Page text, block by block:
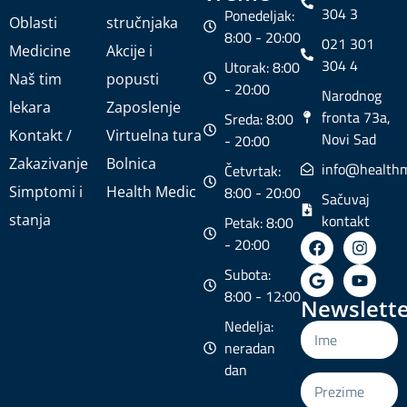
Oblasti
Medicine
Naš tim
lekara
Kontakt /
Zakazivanje
Simptomi i
stanja
stručnjaka
Akcije i
popusti
Zaposlenje
Virtuelna tura
Bolnica
Health Medic
Ponedeljak:
8:00 - 20:00
Utorak: 8:00
- 20:00
Sreda: 8:00
- 20:00
Četvrtak:
8:00 - 20:00
Petak: 8:00
- 20:00
Subota:
8:00 - 12:00
Nedelja:
neradan
dan
304 3
021 301
304 4
Narodnog
fronta 73a,
Novi Sad
Sačuvaj
kontakt